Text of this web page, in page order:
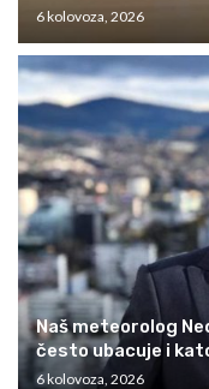
6 kolovoza, 2026
Naš meteorolog
često ubacuje i
6 kolovoza, 2026